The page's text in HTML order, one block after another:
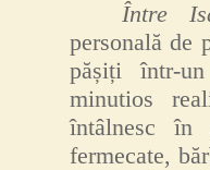
Între
personală de
pășiți într-
minutios
întâlnesc în
fermecate,